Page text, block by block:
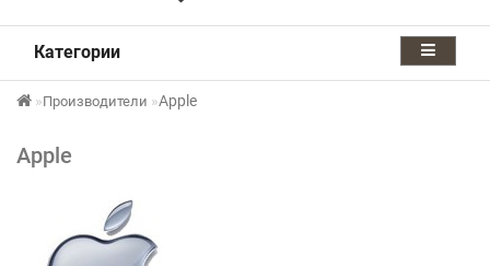
Категории
Производители Apple
Apple